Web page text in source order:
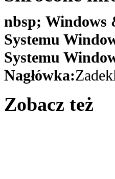
nbsp; Windows
Systemu
Systemu
Nagłówka:
Zobacz też